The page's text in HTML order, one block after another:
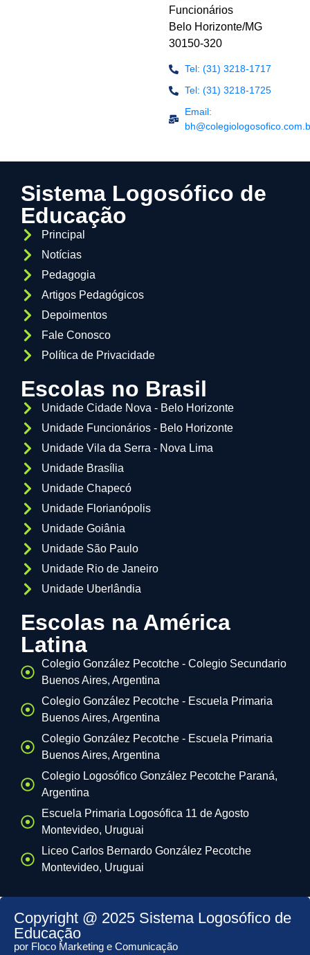
Funcionários
Belo Horizonte/MG
30150-320
Tel: (31) 3218-1717
Tel: (31) 3218-1725
Email:
Sistema Logosófico de
Educação
Principal
Notícias
Pedagogia
Artigos Pedagógicos
Depoimentos
Fale Conosco
Política de Privacidade
Escolas no Brasil
Unidade Cidade Nova - Belo Horizonte
Unidade Funcionários - Belo Horizonte
Unidade Vila da Serra - Nova Lima
Unidade Brasília
Unidade Chapecó
Unidade Florianópolis
Unidade Goiânia
Unidade São Paulo
Unidade Rio de Janeiro
Unidade Uberlândia
Escolas na América
Latina
Colegio González Pecotche - Colegio Secundario
Buenos Aires, Argentina
Colegio González Pecotche - Escuela Primaria
Buenos Aires, Argentina
Colegio González Pecotche - Escuela Primaria
Buenos Aires, Argentina
Colegio Logosófico González Pecotche Paraná,
Argentina
Escuela Primaria Logosófica 11 de Agosto
Montevideo, Uruguai
Liceo Carlos Bernardo González Pecotche
Montevideo, Uruguai
Copyright @ 2025 Sistema Logosófico de
Educação
por Floco Marketing e Comunicação